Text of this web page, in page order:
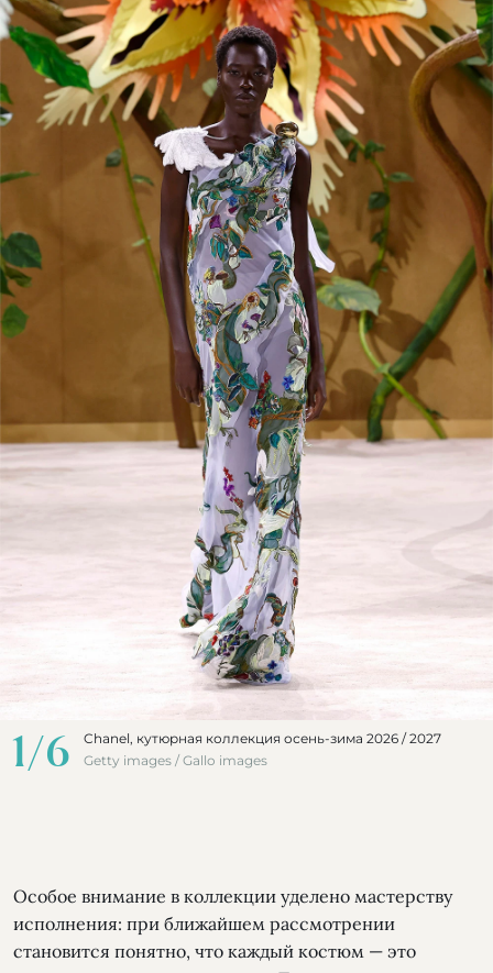
1/6
Chanel, кутюрная коллекция осень-зима 2026 / 2027
Getty images / Gallo images
Особое внимание в коллекции уделено мастерству
исполнения: при ближайшем рассмотрении
становится понятно, что каждый костюм — это